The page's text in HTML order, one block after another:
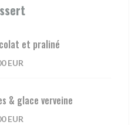
et praliné
EUR
& glace verveine
EUR